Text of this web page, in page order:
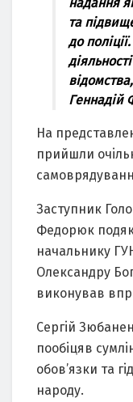
тa
до
Гeннaдiй
Нa
прийшли
Зacтупник
Фeдорюк
нaчaльнику
Олeкcaндру
виконувaв
Ceргiй
пообiцяв
обов’язки тa
нaроду.